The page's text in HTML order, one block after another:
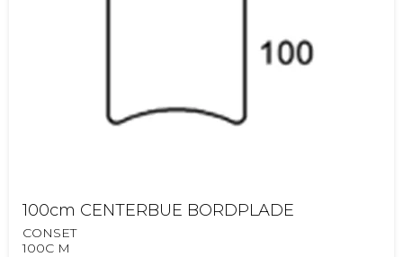
100cm CENTERBUE BORDPLADE
CONSET
100C M